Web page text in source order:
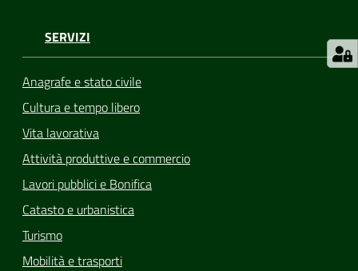
SERVIZI
Anagrafe e stato civile
Cultura e tempo libero
Vita lavorativa
Attività produttive e commercio
Lavori pubblici e Bonifica
Catasto e urbanistica
Turismo
Mobilità e trasporti